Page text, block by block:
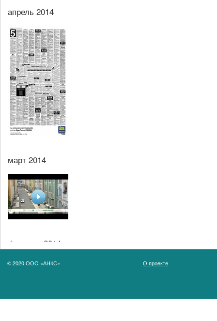
апрель 2014
март 2014
февраль 2014
© 2020 ООО «АНКС» О проекте